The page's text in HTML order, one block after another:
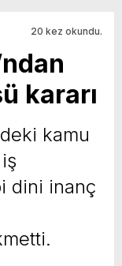
20 kez okundu.
kararı
kamu
dini inanç